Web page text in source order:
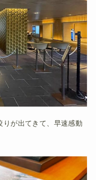
が出てきて、早速感動